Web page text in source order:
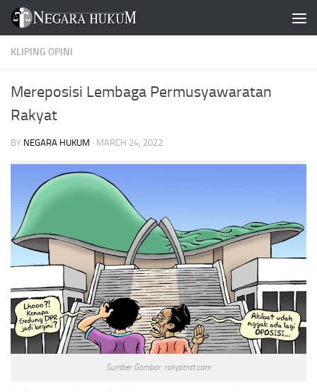
Skip to content
KLIPING OPINI
Mereposisi Lembaga Permusyawaratan
Rakyat
BY NEGARA HUKUM · MARCH 24, 2022
Sumber Gambar: rakyatntt.com